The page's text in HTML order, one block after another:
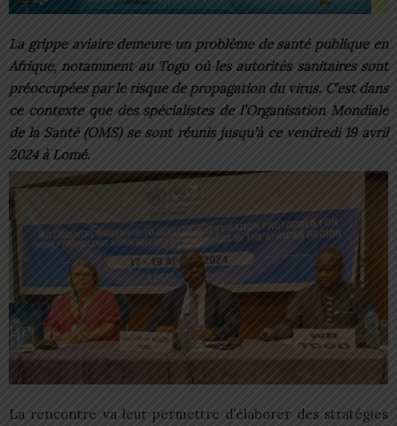
La grippe aviaire demeure un problème de santé publique en
Afrique, notamment au Togo où les autorités sanitaires sont
préoccupées par le risque de propagation du virus. C’est dans
ce contexte que des spécialistes de l’Organisation Mondiale
de la Santé (OMS) se sont réunis jusqu’à ce vendredi 19 avril
2024 à Lomé.
La rencontre va leur permettre d’élaborer des stratégies